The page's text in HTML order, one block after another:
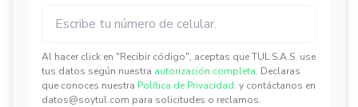
Al hacer click en "Recibir código", aceptas que TUL S.A.S. use
tus datos según nuestra autorización completa. Declaras
que conoces nuestra Política de Privacidad. y contáctanos en
datos@soytul.com para solicitudes o reclamos.
✕
✕